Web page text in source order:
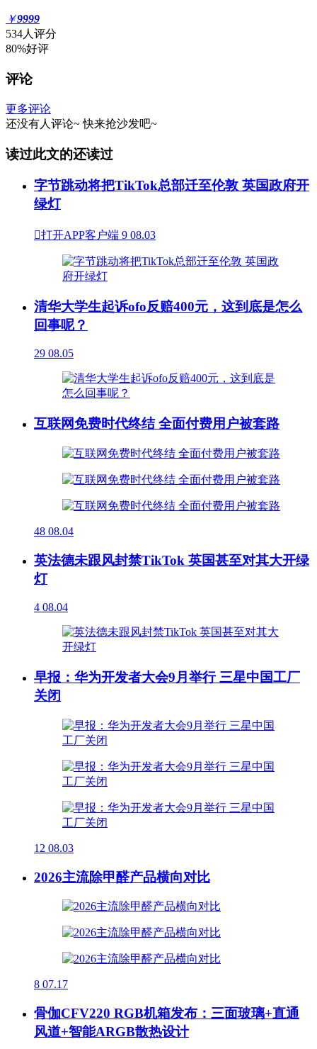
￥9999
534人评分
80%好评
评论
更多评论
还没有人评论~ 快来抢沙发吧~
读过此文的还读过
字节跳动将把TikTok总部迁至伦敦 英国政府开
绿灯
打开APP客户端 9 08.03
清华大学生起诉ofo反赔400元，这到底是怎么
回事呢？
29 08.05
互联网免费时代终结 全面付费用户被套路
48 08.04
英法德未跟风封禁TikTok 英国甚至对其大开绿
灯
4 08.04
早报：华为开发者大会9月举行 三星中国工厂
关闭
12 08.03
2026主流除甲醛产品横向对比
8 07.17
骨伽CFV220 RGB机箱发布：三面玻璃+直通
风道+智能ARGB散热设计